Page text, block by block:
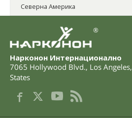
Северна Америка
®
Нарконон Интернационално
7065 Hollywood Blvd., Los Angeles,
States